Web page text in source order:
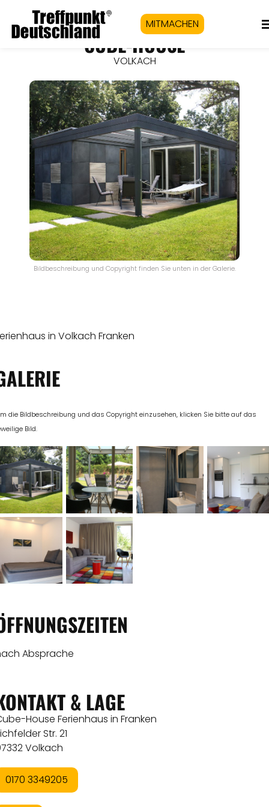
MITMACHEN
CUBE-HOUSE
VOLKACH
Bildbeschreibung und Copyright finden Sie unten in der Galerie.
in Volkach Franken
die Bildbeschreibung und das Copyright einzusehen, klicken Sie bitte auf das
Bild.
Absprache
& LAGE
House Ferienhaus in Franken
Str. 21
Volkach
0170 3349205